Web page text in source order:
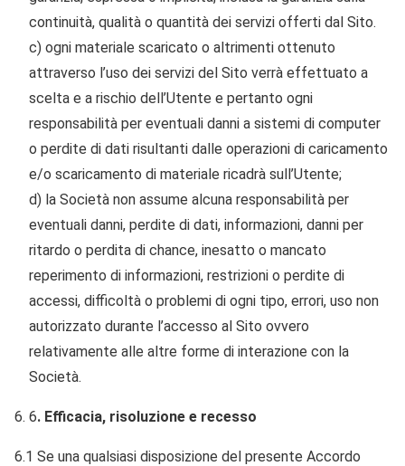
continuità, qualità o quantità dei servizi offerti dal Sito.
c) ogni materiale scaricato o altrimenti ottenuto
attraverso l’uso dei servizi del Sito verrà effettuato a
scelta e a rischio dell’Utente e pertanto ogni
responsabilità per eventuali danni a sistemi di computer
o perdite di dati risultanti dalle operazioni di caricamento
e/o scaricamento di materiale ricadrà sull’Utente;
d) la Società non assume alcuna responsabilità per
eventuali danni, perdite di dati, informazioni, danni per
ritardo o perdita di chance, inesatto o mancato
reperimento di informazioni, restrizioni o perdite di
accessi, difficoltà o problemi di ogni tipo, errori, uso non
autorizzato durante l’accesso al Sito ovvero
relativamente alle altre forme di interazione con la
Società.
6. Efficacia, risoluzione e recesso
6.1 Se una qualsiasi disposizione del presente Accordo